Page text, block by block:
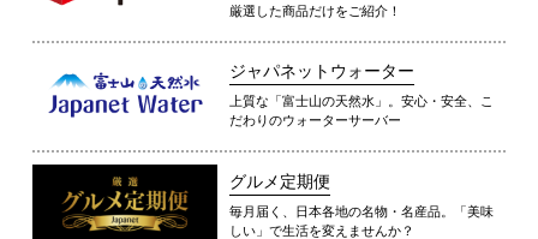
厳選した商品だけをご紹介！
ジャパネットウォーター
上質な「富士山の天然水」。安心・安全、こ
だわりのウォーターサーバー
グルメ定期便
毎月届く、日本各地の名物・名産品。「美味
しい」で生活を変えませんか？